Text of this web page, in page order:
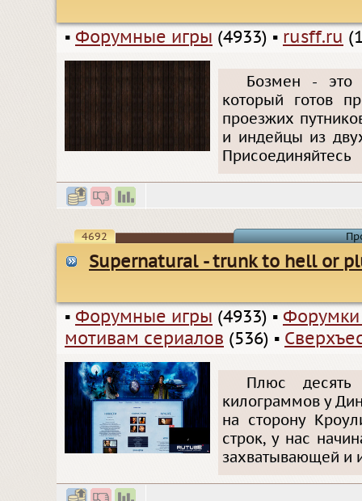
▪ Форумные игры (4933) ▪ rusff.ru
Бозмен - это
который готов
проезжих
и индейцы из
Присоединяйтесь
4692
Supernatural - trunk to hell or
▪ Форумные игры (4933) ▪
мотивам сериалов (536) ▪
Плюс
килограммов у
на сторону
строк, у нас
захватывающей и